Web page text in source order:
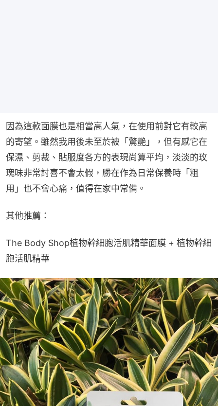
因為這款面膜也是相當高人氣，在使用前對它有較高
的寄望。雖然我用後未至於被「驚艷」，但有感它在
保濕、剪裁、貼服度各方的表現尚算平均，淡淡的玫
瑰味非常討喜不會太假，勝在作為日常保養時「粗
用」也不會心痛，值得在家中常備。
其他推薦：
The Body Shop植物幹細胞活肌精華面膜 + 植物幹細
胞活肌精華